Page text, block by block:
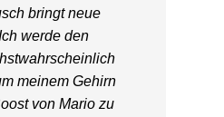
bringt neue
werde den
meinem Gehirn
von Mario zu